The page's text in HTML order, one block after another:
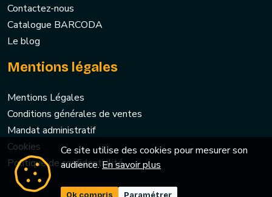
Contactez-nous
Catalogue BARCODA
Le blog
Mentions légales
Mentions Légales
Conditions générales de ventes
Mandat administratif
Cookies
Politique de confidentialité
Ce site utilise des cookies pour mesurer son
audience.En savoir plus